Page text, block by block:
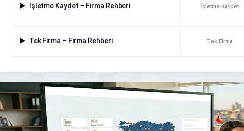
İşletme Kaydet – Firma Rehberi İşletme Kaydet
Tek Firma – Firma Rehberi Tek Firma